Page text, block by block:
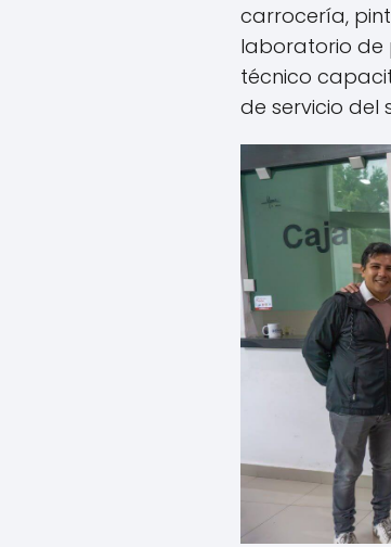
carrocería,
laboratorio de
técnico
de servicio del